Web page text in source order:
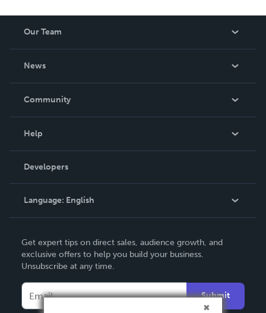
Our Team
News
In The News
Community
Podcast
Help
Order Lookup
Knowledge Base
Contact Support
Developers
Language: English
Deutsch
Français
Español
Get expert tips on direct sales, audience growth, and
exclusive offers to help you build your business.
Unsubscribe at any time.
Submit